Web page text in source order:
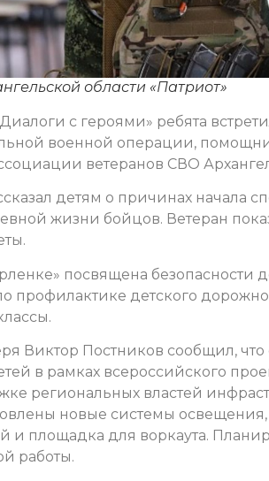
области «Патриот»
с героями» ребята
военной операции,
ветеранов СВО
детям о причинах начала
жизни бойцов. Ветеран
посвящена безопасности
профилактике детского
Виктор Постников сообщил,
в рамках всероссийского
региональных властей
новые системы
и площадка для воркаута.
работы.